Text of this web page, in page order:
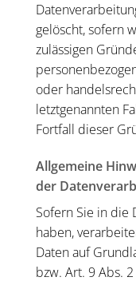
gelöscht, sofern
zulässigen
oder
letztgenannten
Fortfall dieser
Allgemeine
der
Sofern Sie in die
haben,
Daten auf
bzw. Art. 9 Abs.